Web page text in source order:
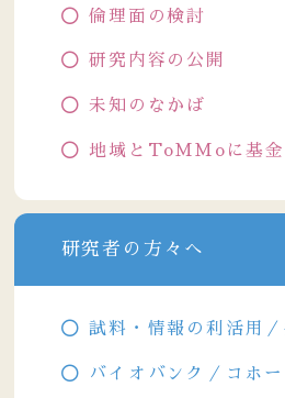
研究者の方々へ
試料・情報の利活用
バイオバンク／コホ
倫理面の検討
研究内容の公開
未知のなかば
地域とToMMoに基金